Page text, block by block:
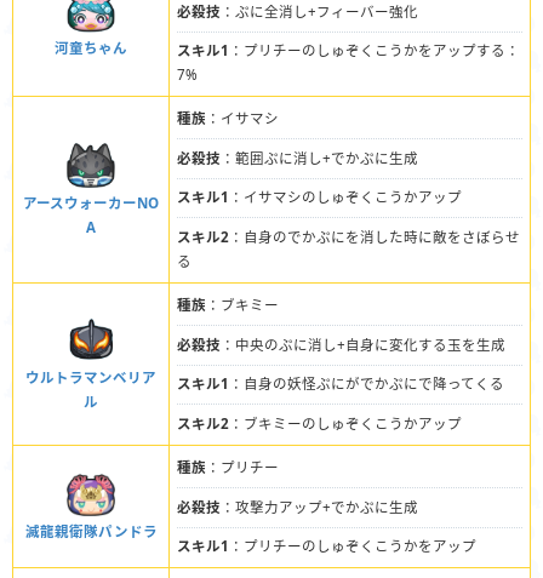
河童ちゃん
必殺技 ：ぷに全消し+フィーバー強化
スキル1 ：プリチーのしゅぞくこうかをアップする：
7%
アースウォーカーNO
A
種族 ：イサマシ
必殺技 ：範囲ぷに消し+でかぷに生成
スキル1 ：イサマシのしゅぞくこうかアップ
スキル2 ：自身のでかぷにを消した時に敵をさぼらせ
る
ウルトラマンベリア
ル
種族 ：ブキミー
必殺技 ：中央のぷに消し+自身に変化する玉を生成
スキル1 ：自身の妖怪ぷにがでかぷにで降ってくる
スキル2 ：ブキミーのしゅぞくこうかアップ
滅龍親衛隊パンドラ
種族 ：プリチー
必殺技 ：攻撃力アップ+でかぷに生成
スキル1 ：プリチーのしゅぞくこうかをアップ